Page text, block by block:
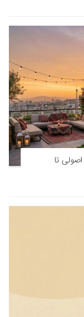
اصولی تا